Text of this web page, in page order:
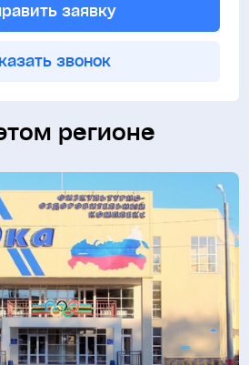
заявку
звонок
регионе